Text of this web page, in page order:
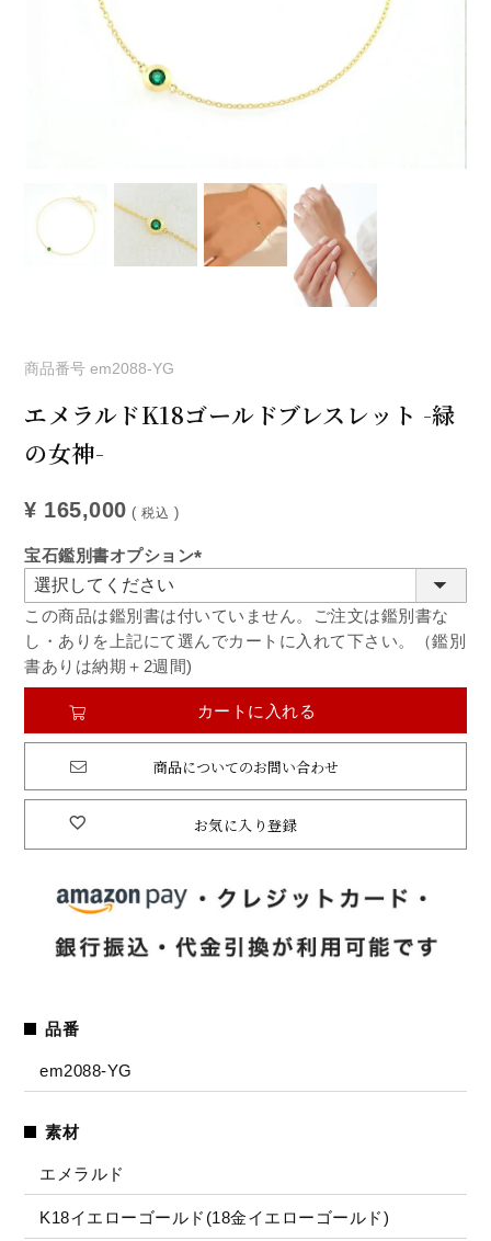
商品番号 em2088-YG
エメラルドK18ゴールドブレスレット -緑
の女神-
¥ 165,000 税込
宝石鑑別書オプション
須)
この商品は鑑別書は付いていません。ご注文は鑑別書な
し・ありを上記にて選んでカートに入れて下さい。（鑑別
書ありは納期＋2週間)
お気に入り登録
カートに入れる
商品についてのお問い合わせ
品番
em2088-YG
素材
エメラルド
K18イエローゴールド(18金イエローゴールド)